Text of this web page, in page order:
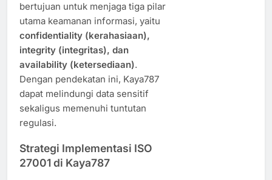
bertujuan untuk menjaga tiga pilar
utama keamanan informasi, yaitu
confidentiality (kerahasiaan),
integrity (integritas), dan
availability (ketersediaan).
Dengan pendekatan ini, Kaya787
dapat melindungi data sensitif
sekaligus memenuhi tuntutan
regulasi.
Strategi Implementasi ISO
27001 di Kaya787